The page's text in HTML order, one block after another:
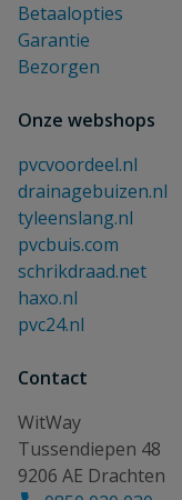
Betaalopties
Garantie
Bezorgen
Onze webshops
pvcvoordeel.nl
drainagebuizen.nl
tyleenslang.nl
pvcbuis.com
schrikdraad.net
haxo.nl
pvc24.nl
Contact
WitWay
Tussendiepen 48
9206 AE Drachten